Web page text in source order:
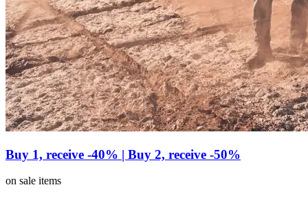
Buy 1, receive -40% | Buy 2, receive -50%
on sale items